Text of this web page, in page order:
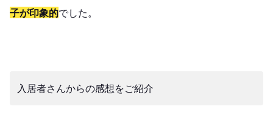
子が印象的でした。
入居者さんからの感想をご紹介